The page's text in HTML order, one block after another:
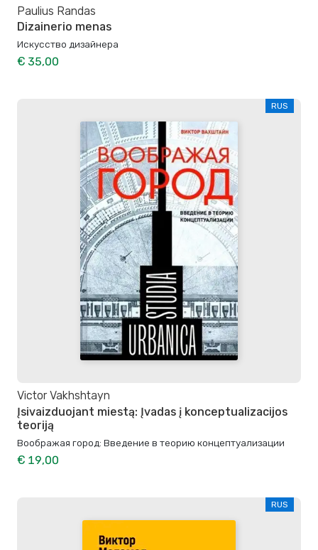
Paulius Randas
Dizainerio menas
Искусство дизайнера
€ 35,00
RUS
Victor Vakhshtayn
Įsivaizduojant miestą: Įvadas į konceptualizacijos
teoriją
Воображая город: Введение в теорию концептуализации
€ 19,00
RUS